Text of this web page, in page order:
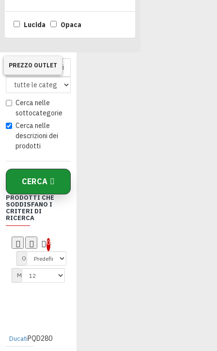
Lucida Opaca
Cerca nelle
sottocategorie
Cerca nelle
descrizioni dei
prodotti
CERCA
PRODOTTI CHE
SODDISFANO I
CRITERI DI
RICERCA
0
Ordina per:
Mostrare:
DucatiPQD280
PREZZO OUTLET
PREZZO OUTLET
PREZZO OUTLET